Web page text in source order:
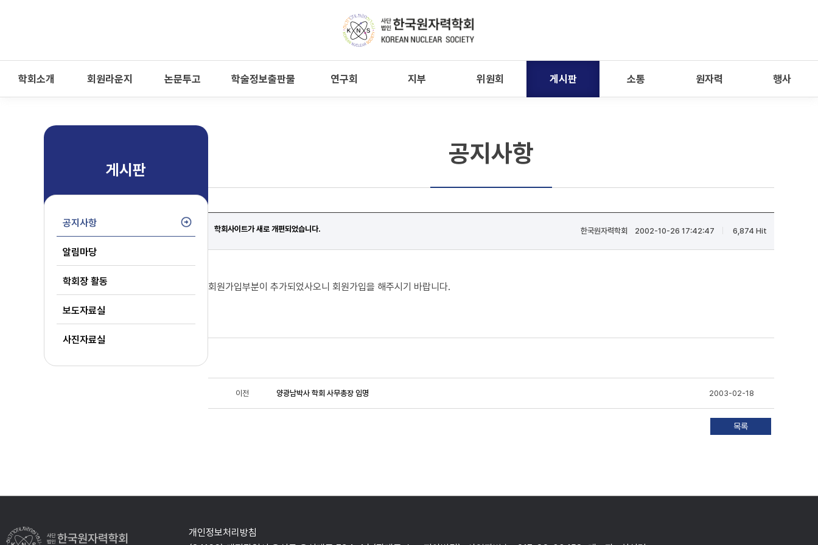
학회소개 회원라운지 논문투고 학술정보출판물 연구회 지부 위원회 게시판 소통 원자력 행사
게시판
공지사항
알림마당
학회장 활동
보도자료실
사진자료실
공지사항
학회사이트가 새로 개편되었습니다. 한국원자력학회| 2002-10-26 17:42:47 6,874 Hit
회원가입부분이 추가되었사오니 회원가입을 해주시기 바랍니다.
이전 양광남박사 학회 사무총장 임명 2003-02-18
개인정보처리방침